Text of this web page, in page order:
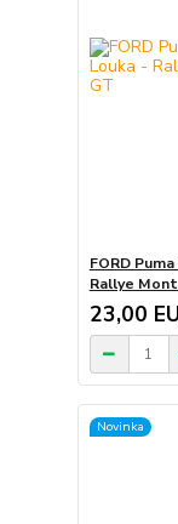
FORD
Rallye
23,00
Novinka